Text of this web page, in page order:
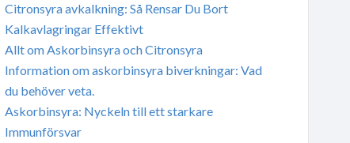
Citronsyra avkalkning: Så Rensar Du Bort
Kalkavlagringar Effektivt
Allt om Askorbinsyra och Citronsyra
Information om askorbinsyra biverkningar: Vad
du behöver veta.
Askorbinsyra: Nyckeln till ett starkare
Immunförsvar